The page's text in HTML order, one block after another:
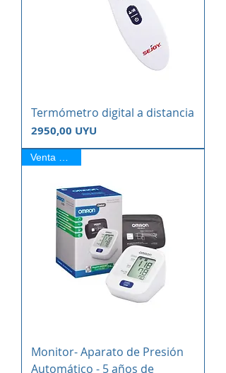
Termómetro digital a distancia
Precio
2950,00 UYU
Monitor- Aparato de Presión
Automático - 5 años de